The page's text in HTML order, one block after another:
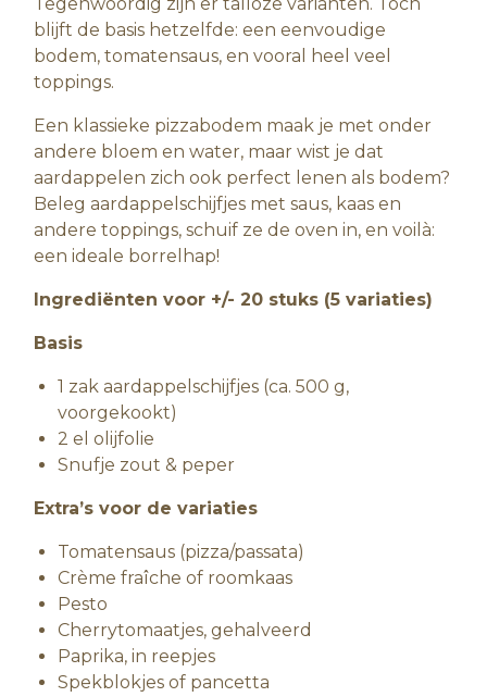
blijft de basis hetzelfde: een eenvoudige
bodem, tomatensaus, en vooral heel veel
toppings.
Een klassieke pizzabodem maak je met onder
andere bloem en water, maar wist je dat
aardappelen zich ook perfect lenen als bodem?
Beleg aardappelschijfjes met saus, kaas en
andere toppings, schuif ze de oven in, en voilà:
een ideale borrelhap!
Ingrediënten voor +/- 20 stuks (5 variaties)
Basis
1 zak aardappelschijfjes (ca. 500 g,
voorgekookt)
2 el olijfolie
Snufje zout & peper
Extra’s voor de variaties
Tomatensaus (pizza/passata)
Crème fraîche of roomkaas
Pesto
Cherrytomaatjes, gehalveerd
Paprika, in reepjes
Spekblokjes of pancetta